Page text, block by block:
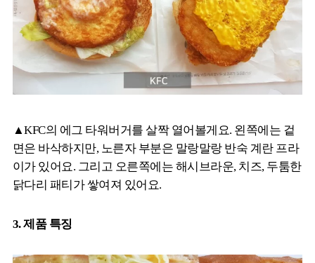
▲KFC의 에그 타워버거를 살짝 열어볼게요. 왼쪽에는 겉
면은 바삭하지만, 노른자 부분은 말랑말랑 반숙 계란 프라
이가 있어요. 그리고 오른쪽에는 해시브라운, 치즈, 두툼한
닭다리 패티가 쌓여져 있어요.
3. 제품 특징